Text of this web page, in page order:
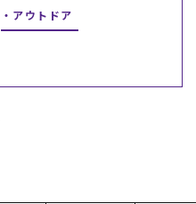
アウトドア